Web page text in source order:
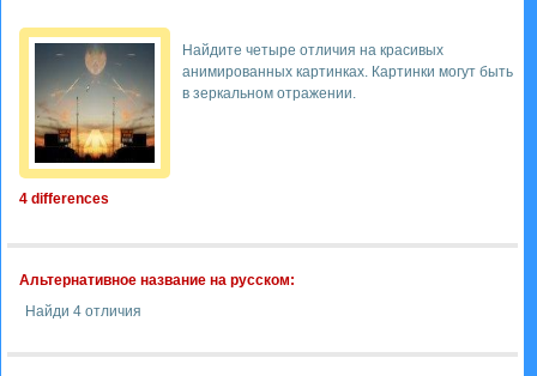
4 differences
Найдите четыре отличия на красивых
анимированных картинках. Картинки могут быть
в зеркальном отражении.
Альтернативное название на русском:
Найди 4 отличия